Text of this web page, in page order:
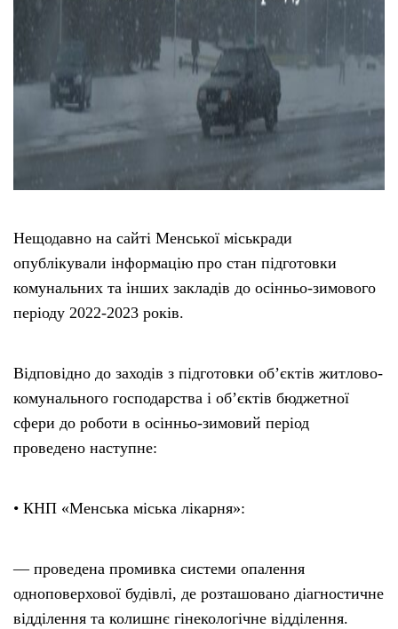
Нещодавно на сайті Менської міськради
опублікували інформацію про стан підготовки
комунальних та інших закладів до осінньо-зимового
періоду 2022-2023 років.
Відповідно до заходів з підготовки об’єктів житлово-
комунального господарства і об’єктів бюджетної
сфери до роботи в осінньо-зимовий період
проведено наступне:
• КНП «Менська міська лікарня»:
— проведена промивка системи опалення
одноповерхової будівлі, де розташовано діагностичне
відділення та колишнє гінекологічне відділення.